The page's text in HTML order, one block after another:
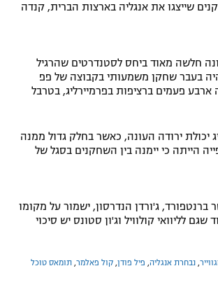
26 השחקנים שייצגו את אנגליה בארצות הברית, קנדה
חלשה מאוד ביחס לסטנדרטים שהרגיל
בעבר שחקן משמעותי בקבוצה של פפ
ארבע פעמים ברציפות בפרמיירליג, בטרבל
יכולת ירודה העונה, כאשר בחלק גדול ממנה
הייתה כי יימנה בין השחקנים בסגל של
ברנטפורד, ג'ורדן הנדרסון, ישמור על מקומו
לליוואי קולוויל וג'ון סטונס יש סיכוי
נבחרת אנגליה פיל פודן קול פאלמר תומאס טוכל